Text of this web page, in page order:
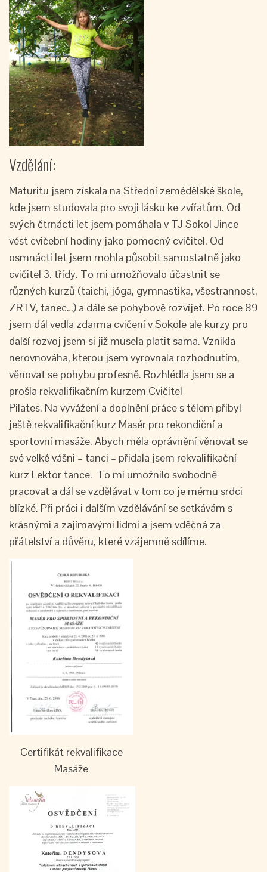
Vzdělání:
Maturitu jsem získala na Střední zemědělské škole,
kde jsem studovala pro svoji lásku ke zvířatům. Od
svých čtrnácti let jsem pomáhala v TJ Sokol Jince
vést cvičební hodiny jako pomocný cvičitel. Od
osmnácti let jsem mohla působit samostatně jako
cvičitel 3. třídy. To mi umožňovalo účastnit se
různých kurzů (taichi, jóga, gymnastika, všestrannost,
ZRTV, tanec…) a dále se pohybově rozvíjet. Po roce 89
jsem dál vedla zdarma cvičení v Sokole ale kurzy pro
další rozvoj jsem si již musela platit sama. Vznikla
nerovnováha, kterou jsem vyrovnala rozhodnutím,
věnovat se pohybu profesně. Rozhlédla jsem se a
prošla rekvalifikačním kurzem Cvičitel
Pilates. Na vyvážení a doplnění práce s tělem přibyl
ještě rekvalifikační kurz Masér pro rekondiční a
sportovní masáže. Abych měla oprávnění věnovat se
své velké vášni – tanci – přidala jsem rekvalifikační
kurz Lektor tance. To mi umožnilo svobodně
pracovat a dál se vzdělávat v tom co je mému srdci
blízké. Při práci i dalším vzdělávání se setkávám s
krásnými a zajímavými lidmi a jsem vděčná za
přátelství a důvěru, které vzájemně sdílíme.
Certifikát rekvalifikace
Masáže